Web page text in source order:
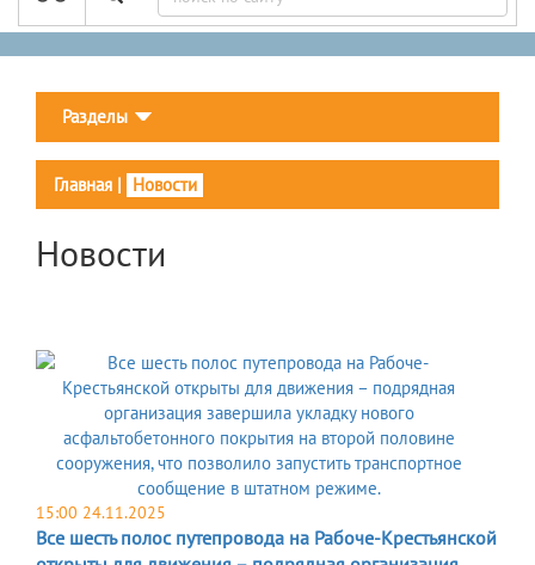
Разделы
Главная | Новости
Новости
15:00 24.11.2025
Все шесть полос путепровода на Рабоче-Крестьянской